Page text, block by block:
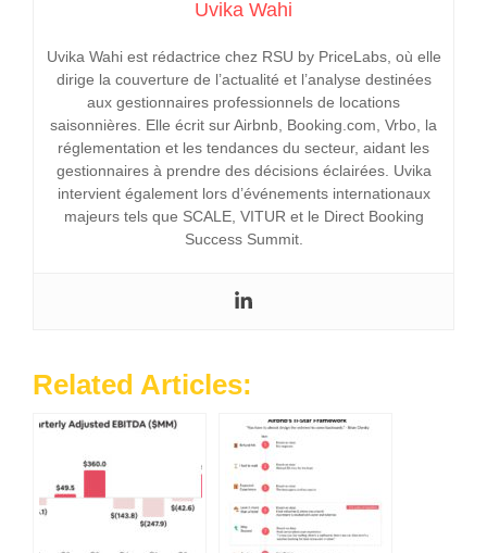
Uvika Wahi
Uvika Wahi est rédactrice chez RSU by PriceLabs, où elle
dirige la couverture de l’actualité et l’analyse destinées
aux gestionnaires professionnels de locations
saisonnières. Elle écrit sur Airbnb, Booking.com, Vrbo, la
réglementation et les tendances du secteur, aidant les
gestionnaires à prendre des décisions éclairées. Uvika
intervient également lors d’événements internationaux
majeurs tels que SCALE, VITUR et le Direct Booking
Success Summit.
Related Articles: